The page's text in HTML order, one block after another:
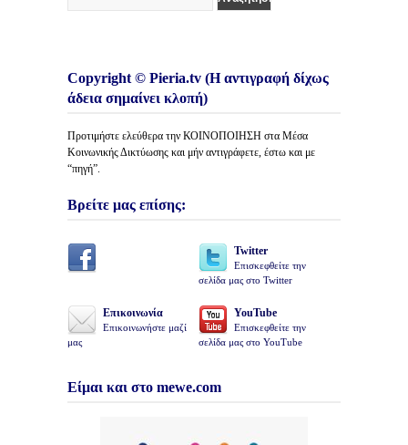
Copyright © Pieria.tv (Η αντιγραφή δίχως
άδεια σημαίνει κλοπή)
Προτιμήστε ελεύθερα την ΚΟΙΝΟΠΟΙΗΣΗ στα Μέσα
Κοινωνικής Δικτύωσης και μήν αντιγράφετε, έστω και με
“πηγή”.
Βρείτε μας επίσης:
Twitter
Επισκεφθείτε την
σελίδα μας στο Twitter
Επικοινωνία
Επικοινωνήστε μαζί
μας
YouTube
Επισκεφθείτε την
σελίδα μας στο YouTube
Είμαι και στο mewe.com